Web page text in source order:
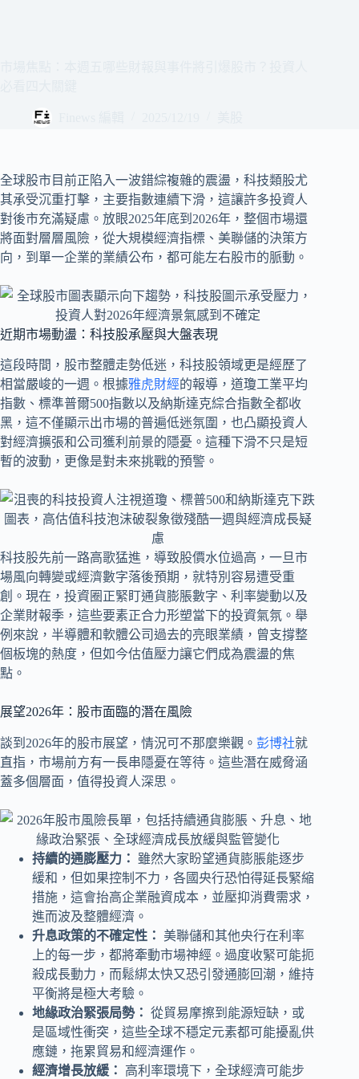
全球股市目前正陷入一波錯綜複雜的震盪，科技類股尤
其承受沉重打擊，主要指數連續下滑，這讓許多投資人
對後市充滿疑慮。放眼2025年底到2026年，整個市場還
將面對層層風險，從大規模經濟指標、美聯儲的決策方
向，到單一企業的業績公布，都可能左右股市的脈動。
近期市場動盪：科技股承壓與大盤表現
這段時間，股市整體走勢低迷，科技股領域更是經歷了
相當嚴峻的一週。根據雅虎財經的報導，道瓊工業平均
指數、標準普爾500指數以及納斯達克綜合指數全都收
黑，這不僅顯示出市場的普遍低迷氛圍，也凸顯投資人
對經濟擴張和公司獲利前景的隱憂。這種下滑不只是短
暫的波動，更像是對未來挑戰的預警。
科技股先前一路高歌猛進，導致股價水位過高，一旦市
場風向轉變或經濟數字落後預期，就特別容易遭受重
創。現在，投資圈正緊盯通貨膨脹數字、利率變動以及
企業財報季，這些要素正合力形塑當下的投資氣氛。舉
例來說，半導體和軟體公司過去的亮眼業績，曾支撐整
個板塊的熱度，但如今估值壓力讓它們成為震盪的焦
點。
展望2026年：股市面臨的潛在風險
談到2026年的股市展望，情況可不那麼樂觀。 彭博社就
直指，市場前方有一長串隱憂在等待。這些潛在威脅涵
蓋多個層面，值得投資人深思。
持續的通膨壓力：
雖然大家盼望通貨膨脹能逐步
緩和，但如果控制不力，各國央行恐怕得延長緊縮
措施，這會抬高企業融資成本，並壓抑消費需求，
進而波及整體經濟。
升息政策的不確定性：
美聯儲和其他央行在利率
上的每一步，都將牽動市場神經。過度收緊可能扼
殺成長動力，而鬆綁太快又恐引發通膨回潮，維持
平衡將是極大考驗。
地緣政治緊張局勢： 從貿易摩擦到能源短缺，或
是區域性衝突，這些全球不穩定元素都可能擾亂供
應鏈，拖累貿易和經濟運作。
經濟增長放緩：
高利率環境下，全球經濟可能步